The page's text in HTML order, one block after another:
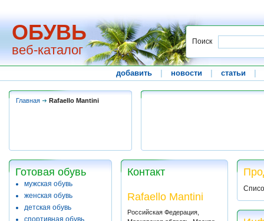
ОБУВЬ
веб-каталог
Поиск
добавить новости статьи
Главная Rafaello Mantini
Готовая обувь
мужская обувь
женская обувь
детская обувь
спортивная обувь
Контакт
Rafaello Mantini
Российская Федерация,